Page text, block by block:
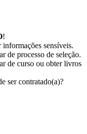
!
sensíveis.
de processo de seleção.
de curso ou obter livros
ser contratado(a)?